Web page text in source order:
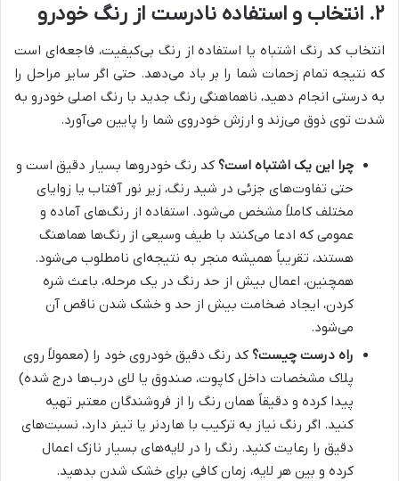
۲. انتخاب و استفاده نادرست از رنگ خودرو
انتخاب کد رنگ اشتباه یا استفاده از رنگ بی‌کیفیت، فاجعه‌ای است
که نتیجه تمام زحمات شما را بر باد می‌دهد. حتی اگر سایر مراحل را
به درستی انجام دهید، ناهماهنگی رنگ جدید با رنگ اصلی خودرو به
شدت توی ذوق می‌زند و ارزش خودروی شما را پایین می‌آورد.
چرا این یک اشتباه است؟ کد رنگ خودروها بسیار دقیق است و
حتی تفاوت‌های جزئی در شید رنگ، زیر نور آفتاب یا زوایای
مختلف کاملاً مشخص می‌شود. استفاده از رنگ‌های آماده و
عمومی که ادعا می‌کنند با طیف وسیعی از رنگ‌ها هماهنگ
هستند، تقریباً همیشه منجر به نتیجه‌ای نامطلوب می‌شود.
همچنین، اعمال بیش از حد رنگ در یک مرحله، باعث شره
کردن، ایجاد ضخامت بیش از حد و خشک شدن ناقص آن
می‌شود.
راه درست چیست؟ کد رنگ دقیق خودروی خود را (معمولاً روی
پلاک مشخصات داخل کاپوت، صندوق یا لای درب‌ها درج شده)
پیدا کرده و دقیقاً همان رنگ را از فروشندگان معتبر تهیه
کنید. اگر رنگ نیاز به ترکیب با هاردنر یا تینر دارد، نسبت‌های
دقیق را رعایت کنید. رنگ را در لایه‌های بسیار نازک اعمال
کرده و بین هر لایه، زمان کافی برای خشک شدن بدهید.